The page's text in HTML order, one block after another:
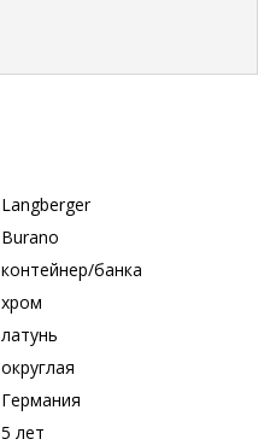
Langberger
Burano
контейнер/банка
хром
латунь
округлая
Германия
5 лет